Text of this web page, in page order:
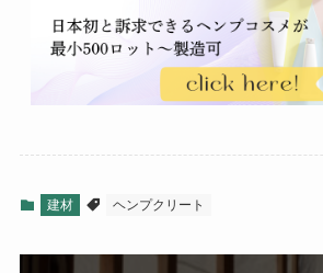
建材 ヘンプクリート